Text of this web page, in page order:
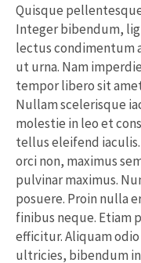
Quisque
Integer bibendum,
lectus condimentum
ut urna. Nam
tempor libero sit
Nullam scelerisque
molestie in leo et
tellus eleifend
orci non, maximus
pulvinar maximus.
posuere. Proin nulla
finibus neque. Etiam
efficitur. Aliquam
ultricies, bibendum